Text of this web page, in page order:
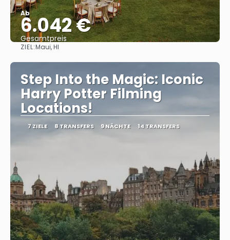
Ab
6.042 €
Gesamtpreis
ZIEL:Maui, HI
Step Into the Magic: Iconic
Harry Potter Filming
Locations!
7 ZIELE 8 TRANSFERS 9 NÄCHTE 14 TRANSFERS